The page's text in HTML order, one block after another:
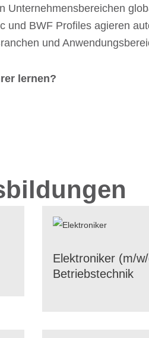
Unter­neh­mens­be­rei­chen
und BWF Profiles agie­ren
und
lernen?
Elek­tro­ni­ker (m/​
Betriebstechnik